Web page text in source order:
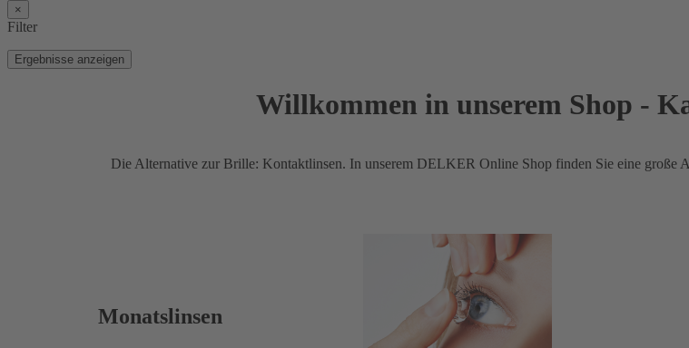
×
Filter
Ergebnisse anzeigen
Willkommen in unserem Shop -
Die Alternative zur Brille: Kontaktlinsen. In unserem DELKER Online Shop finden Sie eine große
Monatslinsen